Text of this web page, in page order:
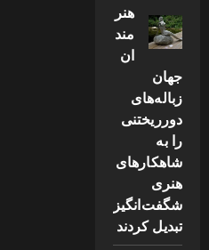
هنر
مند
ان
جهان
زباله‌های
دورریختنی
را به
شاهکارهای
هنری
شگفت‌انگیز
تبدیل کردند